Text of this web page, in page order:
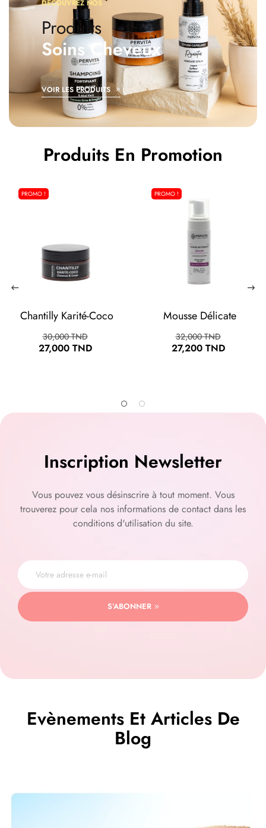
DÉCOUVREZ NOS
Produits
Soins Cheveux
VOIR LES PRODUITS
Produits En Promotion
PROMO !
Chantilly Karité-Coco
Prix
habituel
30,000 TND
27,000 TND
PROMO !
Mousse Délicate
Prix
habituel
32,000 TND
27,200 TND
Inscription Newsletter
Vous pouvez vous désinscrire à tout moment. Vous
trouverez pour cela nos informations de contact dans les
conditions d'utilisation du site.
S’ABONNER
Evènements Et Articles De
Blog